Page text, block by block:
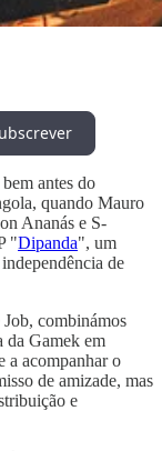
antes do
quando Mauro
Ananás e S-
"Dipanda", um
de
combinámos
da Gamek em
a acompanhar o
de amizade, mas
e